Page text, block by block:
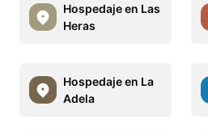
Hospedaje en Las
Heras
Hospedaje en La
Adela